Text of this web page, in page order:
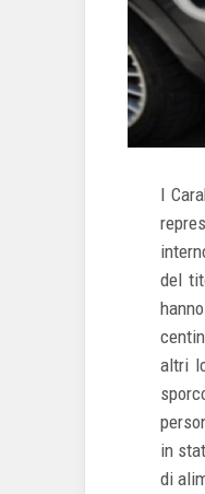
I
del
altri
in
di